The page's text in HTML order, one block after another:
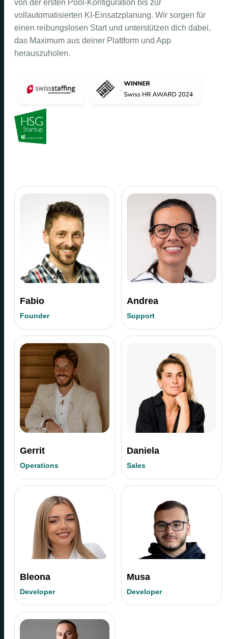
von der ersten Pool-Konfiguration bis zur
vollautomatisierten KI-Einsatzplanung. Wir sorgen für
einen reibungslosen Start und unterstützen dich dabei,
das Maximum aus deiner Plattform und App
herauszuholen.
Fabio
Founder
Andrea
Support
Gerrit
Operations
Daniela
Sales
Bleona
Developer
Musa
Developer